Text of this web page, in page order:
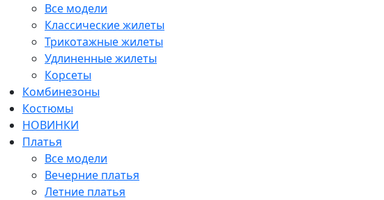
Все модели
Классические жилеты
Трикотажные жилеты
Удлиненные жилеты
Корсеты
Комбинезоны
Костюмы
НОВИНКИ
Платья
Все модели
Вечерние платья
Летние платья